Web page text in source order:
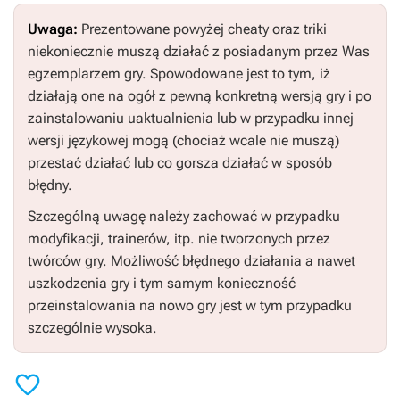
Uwaga: Prezentowane powyżej cheaty oraz triki
niekoniecznie muszą działać z posiadanym przez Was
egzemplarzem gry. Spowodowane jest to tym, iż
działają one na ogół z pewną konkretną wersją gry i po
zainstalowaniu uaktualnienia lub w przypadku innej
wersji językowej mogą (chociaż wcale nie muszą)
przestać działać lub co gorsza działać w sposób
błędny.
Szczególną uwagę należy zachować w przypadku
modyfikacji, trainerów, itp. nie tworzonych przez
twórców gry. Możliwość błędnego działania a nawet
uszkodzenia gry i tym samym konieczność
przeinstalowania na nowo gry jest w tym przypadku
szczególnie wysoka.
